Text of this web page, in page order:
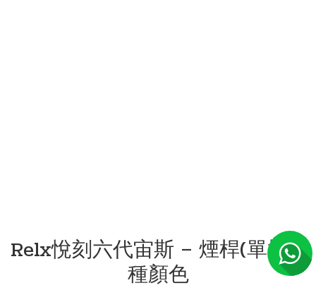
Relx悅刻六代宙斯 – 煙桿(單機)3
種顏色